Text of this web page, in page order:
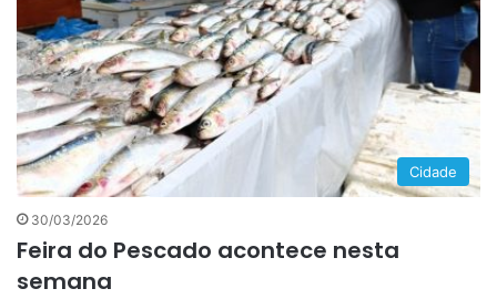
Cidade
30/03/2026
Feira do Pescado acontece nesta
semana